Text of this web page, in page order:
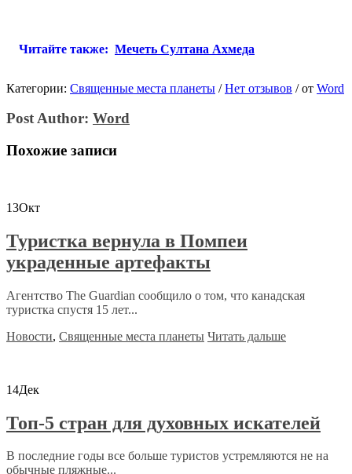
Читайте также: Мечеть Султана Ахмеда
Категории: Священные места планеты / Нет отзывов /от Word
Post Author: Word
Похожие записи
13Окт
Туристка вернула в Помпеи
украденные артефакты
Агентство The Guardian сообщило о том, что канадская
туристка спустя 15 лет...
Новости, Священные места планеты Читать дальше
14Дек
Топ-5 стран для духовных искателей
В последние годы все больше туристов устремляются не на
обычные пляжные...